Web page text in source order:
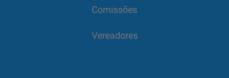
Comissões
Vereadores